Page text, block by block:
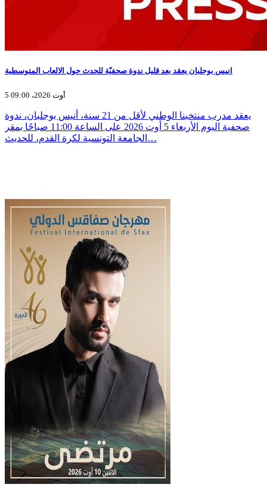
انيس بوجلبان يعقد بعد قليل ندوة صحفيّة للحدث حول الالعاب المتوسطية
5 أوت 2026، 09:00
يعقد مدرب منتخبنا الوطني لأقل من 21 سنة، أنيس بوجلبان، ندوة
صحفية اليوم الأربعاء 5 أوت 2026 على الساعة 11:00 صباحًا بمقر
الجامعة التونسية لكرة القدم، للحديث…